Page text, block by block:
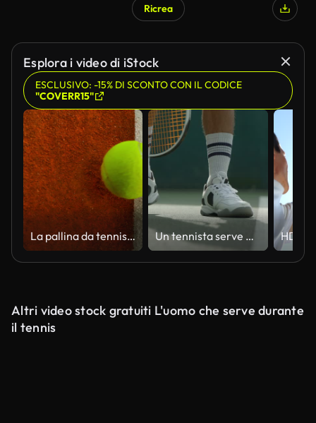
Ricrea
Esplora i video di iStock
ESCLUSIVO: -15% DI SCONTO CON IL CODICE
"COVERR15"
La pallina da tennis colpisce la linea sul campo in terra battuta in super slow motion, 1000 fps. Un tennista serve mentre salta fuori dal tiro.
Altri video stock gratuiti L'uomo che serve durante
il tennis